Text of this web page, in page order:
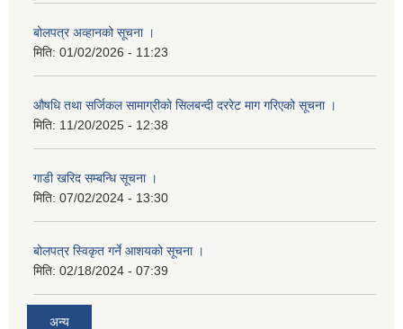
बोलपत्र अव्हानको सूचना ।
मिति: 01/02/2026 - 11:23
औषधि तथा सर्जिकल सामाग्रीको सिलबन्दी दररेट माग गरिएको सूचना ।
मिति: 11/20/2025 - 12:38
गाडी खरिद सम्बन्धि सूचना ।
मिति: 07/02/2024 - 13:30
बोलपत्र स्विकृत गर्ने आशयको सूचना ।
मिति: 02/18/2024 - 07:39
अन्य